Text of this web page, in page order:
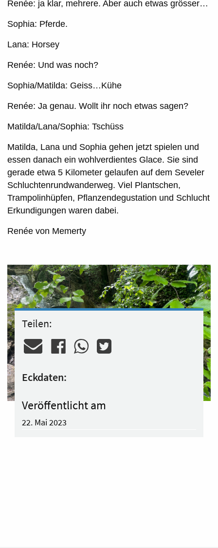
Renée: ja klar, mehrere. Aber auch etwas grösser…
Sophia: Pferde.
Lana: Horsey
Renée: Und was noch?
Sophia/Matilda: Geiss…Kühe
Renée: Ja genau. Wollt ihr noch etwas sagen?
Matilda/Lana/Sophia: Tschüss
Matilda, Lana und Sophia gehen jetzt spielen und
essen danach ein wohlverdientes Glace. Sie sind
gerade etwa 5 Kilometer gelaufen auf dem Seveler
Schluchtenrundwanderweg. Viel Plantschen,
Trampolinhüpfen, Pflanzendegustation und Schlucht
Erkundigungen waren dabei.
Renée von Memerty
Teilen:
Eckdaten:
Veröffentlicht am
22. Mai 2023